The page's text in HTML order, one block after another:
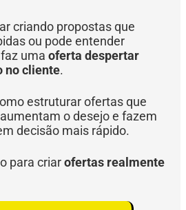
criando propostas que
ou pode entender
uma oferta despertar
no cliente.
estruturar ofertas que
o desejo e fazem
decisão mais rápido.
para criarofertas realmente